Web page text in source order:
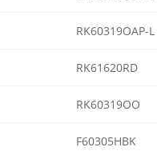
RK60319OAP-L
RK61620RD
RK60319OO
F60305HBK